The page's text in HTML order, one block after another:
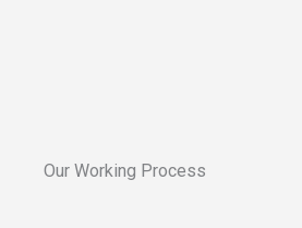
Our Working Process